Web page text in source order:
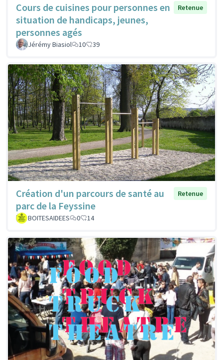
Cours de cuisines pour personnes en
situation de handicaps, jeunes,
personnes agés
Retenue
Jérémy Biasiol 10 39
Création d'un parcours de santé au
parc de la Feyssine
Retenue
BOITESAIDEES 0 14